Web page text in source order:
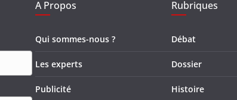
A Propos
Qui sommes-nous ?
Les experts
Publicité
Rubriques
Débat
Dossier
Histoire